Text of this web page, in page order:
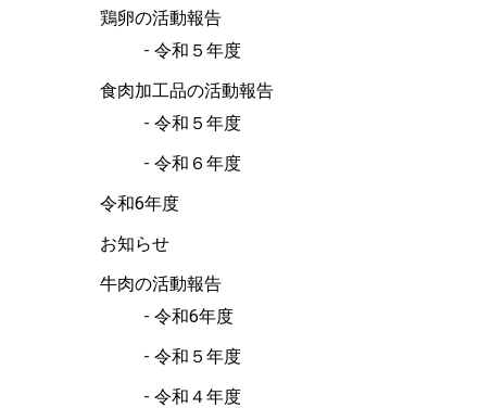
鶏卵の活動報告
令和５年度
食肉加工品の活動報告
令和５年度
令和６年度
令和6年度
お知らせ
牛肉の活動報告
令和6年度
令和５年度
令和４年度